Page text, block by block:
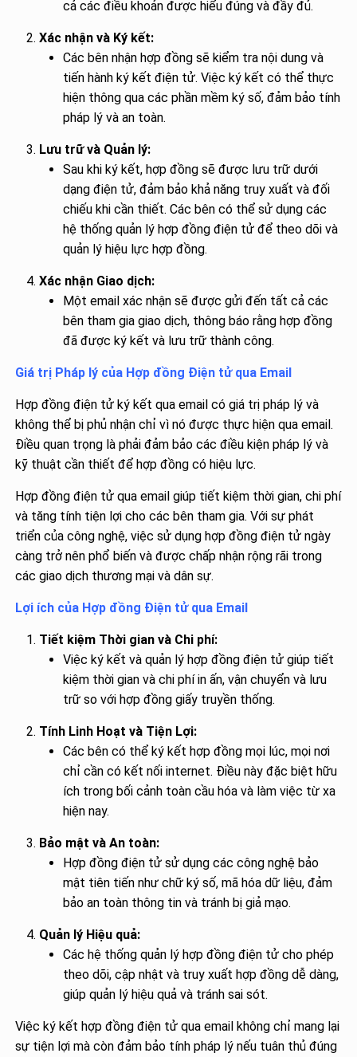
cả các điều khoản được hiểu đúng và đầy đủ.
Xác nhận và Ký kết:
Các bên nhận hợp đồng sẽ kiểm tra nội dung và
tiến hành ký kết điện tử. Việc ký kết có thể thực
hiện thông qua các phần mềm ký số, đảm bảo tính
pháp lý và an toàn.
Lưu trữ và Quản lý:
Sau khi ký kết, hợp đồng sẽ được lưu trữ dưới
dạng điện tử, đảm bảo khả năng truy xuất và đối
chiếu khi cần thiết. Các bên có thể sử dụng các
hệ thống quản lý hợp đồng điện tử để theo dõi và
quản lý hiệu lực hợp đồng.
Xác nhận Giao dịch:
Một email xác nhận sẽ được gửi đến tất cả các
bên tham gia giao dịch, thông báo rằng hợp đồng
đã được ký kết và lưu trữ thành công.
Giá trị Pháp lý của Hợp đồng Điện tử qua Email
Hợp đồng điện tử ký kết qua email có giá trị pháp lý và
không thể bị phủ nhận chỉ vì nó được thực hiện qua email.
Điều quan trọng là phải đảm bảo các điều kiện pháp lý và
kỹ thuật cần thiết để hợp đồng có hiệu lực.
Hợp đồng điện tử qua email giúp tiết kiệm thời gian, chi phí
và tăng tính tiện lợi cho các bên tham gia. Với sự phát
triển của công nghệ, việc sử dụng hợp đồng điện tử ngày
càng trở nên phổ biến và được chấp nhận rộng rãi trong
các giao dịch thương mại và dân sự.
Lợi ích của Hợp đồng Điện tử qua Email
Tiết kiệm Thời gian và Chi phí:
Việc ký kết và quản lý hợp đồng điện tử giúp tiết
kiệm thời gian và chi phí in ấn, vận chuyển và lưu
trữ so với hợp đồng giấy truyền thống.
Tính Linh Hoạt và Tiện Lợi:
Các bên có thể ký kết hợp đồng mọi lúc, mọi nơi
chỉ cần có kết nối internet. Điều này đặc biệt hữu
ích trong bối cảnh toàn cầu hóa và làm việc từ xa
hiện nay.
Bảo mật và An toàn:
Hợp đồng điện tử sử dụng các công nghệ bảo
mật tiên tiến như chữ ký số, mã hóa dữ liệu, đảm
bảo an toàn thông tin và tránh bị giả mạo.
Quản lý Hiệu quả:
Các hệ thống quản lý hợp đồng điện tử cho phép
theo dõi, cập nhật và truy xuất hợp đồng dễ dàng,
giúp quản lý hiệu quả và tránh sai sót.
Việc ký kết hợp đồng điện tử qua email không chỉ mang lại
sự tiện lợi mà còn đảm bảo tính pháp lý nếu tuân thủ đúng